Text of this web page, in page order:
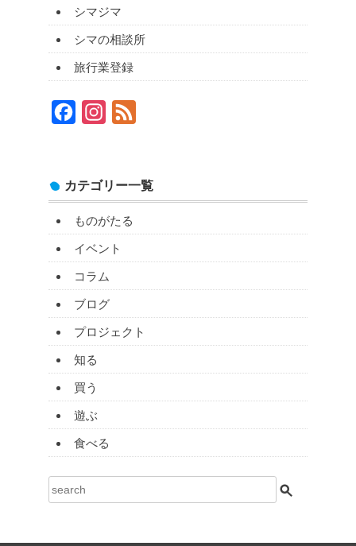
シマジマ
シマの相談所
旅行業登録
FacebookInstagram
カテゴリー一覧
ものがたる
イベント
コラム
ブログ
プロジェクト
知る
買う
遊ぶ
食べる